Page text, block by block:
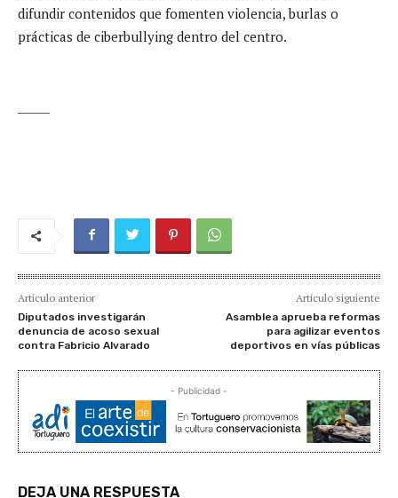
difundir contenidos que fomenten violencia, burlas o
prácticas de ciberbullying dentro del centro.
Artículo anterior
Diputados investigarán
denuncia de acoso sexual
contra Fabricio Alvarado
Artículo siguiente
Asamblea aprueba reformas
para agilizar eventos
deportivos en vías públicas
- Publicidad -
DEJA UNA RESPUESTA